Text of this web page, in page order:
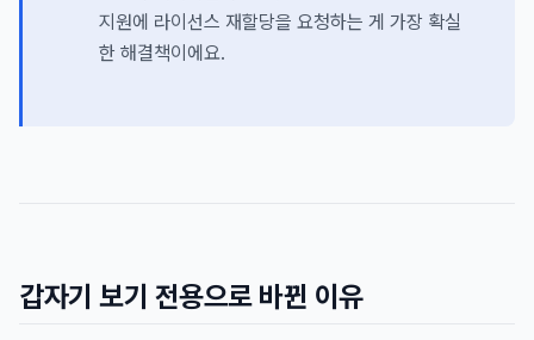
지원에 라이선스 재할당을 요청하는 게 가장 확실
한 해결책이에요.
갑자기 보기 전용으로 바뀐 이유